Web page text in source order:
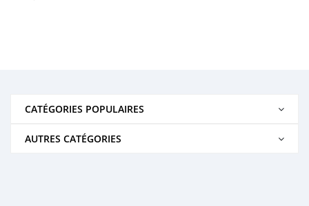
CATÉGORIES POPULAIRES
AUTRES CATÉGORIES